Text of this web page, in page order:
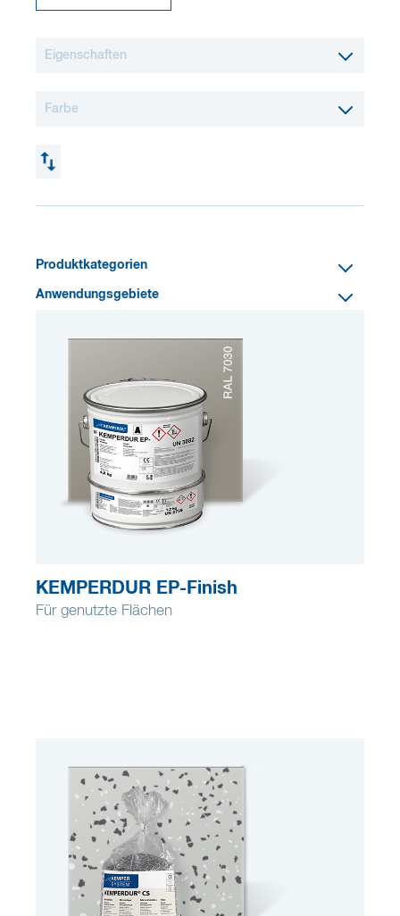
Eigenschaften
Farbe
Produktkategorien
Anwendungsgebiete
KEMPERDUR EP-Finish
Für genutzte Flächen